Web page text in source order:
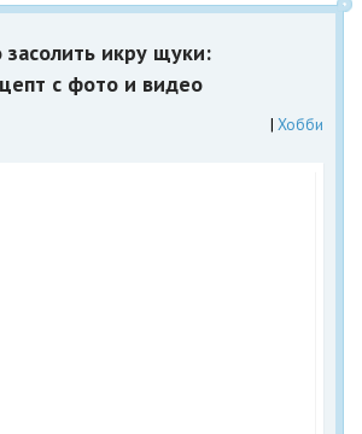
засолить икру щуки:
с фото и видео
Хобби